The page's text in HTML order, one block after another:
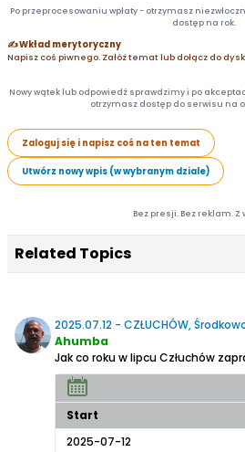
Po przeprocesowaniu wpłaty - otrzymasz
dostęp na rok.
✍️ Wkład merytoryczny
Napisz coś piwnego. Załóż temat lub dołącz do
Nowy wątek lub odpowiedź sprawdzimy i po
otrzymasz dostęp do serwisu na
Zaloguj się i napisz coś na ten temat
Utwórz nowy wpis (w wybranym dziale)
Bez presji. Bez reklam. Z
Related Topics
Ahumba
Start
2025-07-12